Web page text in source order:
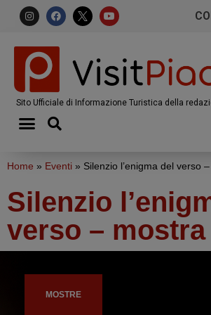
Sito Ufficiale di Informazione Turistica della
Home » Eventi » Silenzio l’enigma del verso
Silenzio
verso – mostra
MOSTRE